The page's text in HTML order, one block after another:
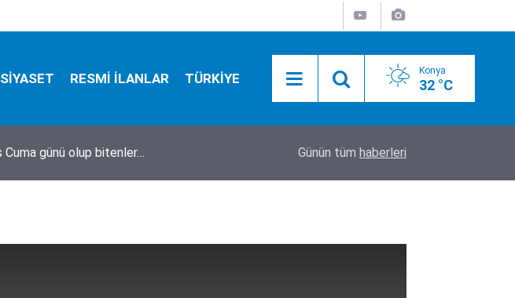
SİYASET RESMİ İLANLAR TÜRKİYE Konya
32 °C
Tarım ekipleri Beyşehir'de sahaya indi:
Günün tüm haberleri